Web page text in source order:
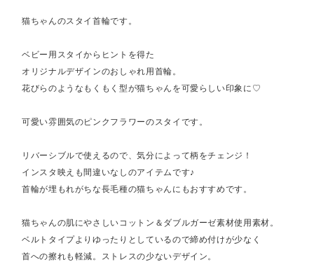
猫ちゃんのスタイ首輪です。
ベビー用スタイからヒントを得た
オリジナルデザインのおしゃれ用首輪。
花びらのようなもくもく型が猫ちゃんを可愛らしい印象に♡
可愛い雰囲気のピンクフラワーのスタイです。
リバーシブルで使えるので、気分によって柄をチェンジ！
インスタ映えも間違いなしのアイテムです♪
首輪が埋もれがちな長毛種の猫ちゃんにもおすすめです。
猫ちゃんの肌にやさしいコットン＆ダブルガーゼ素材使用素材。
ベルトタイプよりゆったりとしているので締め付けが少なく
首への擦れも軽減。ストレスの少ないデザイン。